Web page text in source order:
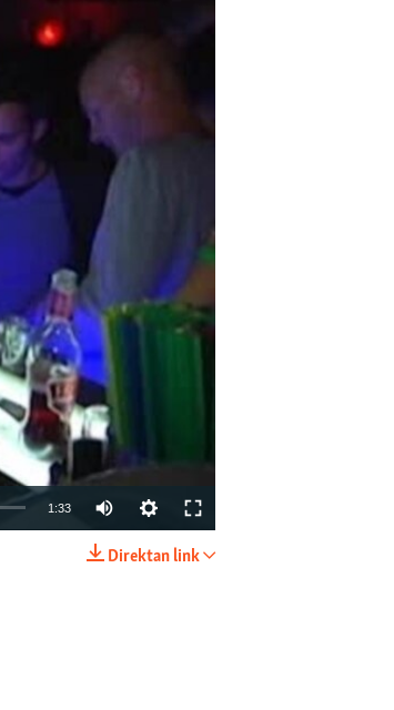
1:33
Direktan link